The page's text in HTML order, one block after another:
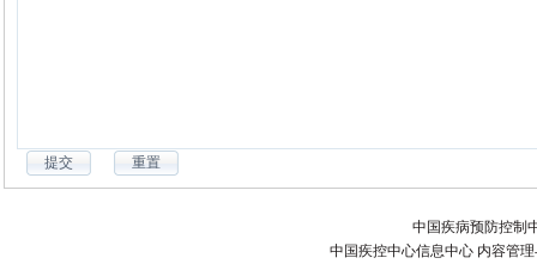
中国疾病预防控制
中国疾控中心信息中心 内容管